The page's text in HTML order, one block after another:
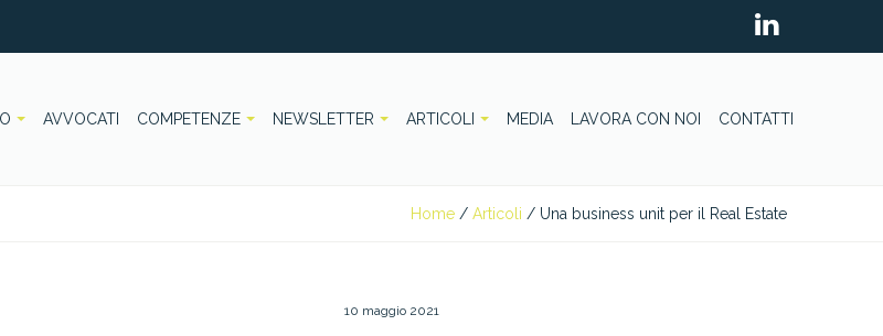
AVVOCATI COMPETENZE NEWSLETTER ARTICOLI MEDIA LAVORA CON NOI CONTATTI
Home / Articoli / Una business unit per il Real Estate
10 maggio 2021